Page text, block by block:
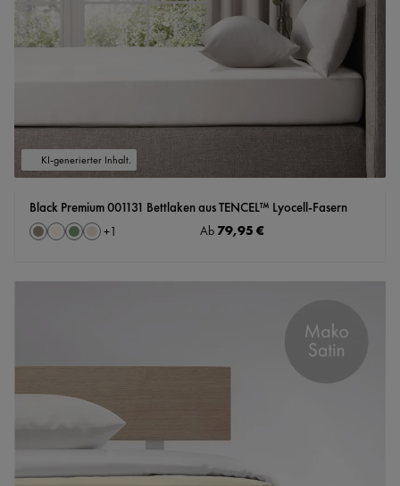
KI-generierter Inhalt.
Black Premium 001131 Bettlaken aus TENCEL™ Lyocell-Fasern
Farbeauswählen
Steingrau
cremesalbeitaupe
+1 Regulärer Preis:
Ab 79,95 €